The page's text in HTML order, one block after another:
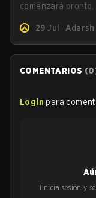
comenzará
29 Jul
Adarsh
COMENTARIOS (0
Login para
¡Inicia sesión y